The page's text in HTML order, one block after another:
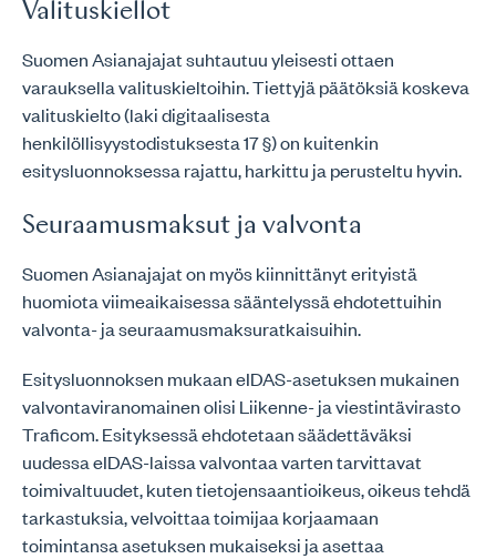
Valituskiellot
Suomen Asianajajat suhtautuu yleisesti ottaen
varauksella valituskieltoihin. Tiettyjä päätöksiä koskeva
valituskielto (laki digitaalisesta
henkilöllisyystodistuksesta 17 §) on kuitenkin
esitysluonnoksessa rajattu, harkittu ja perusteltu hyvin.
Seuraamusmaksut ja valvonta
Suomen Asianajajat on myös kiinnittänyt erityistä
huomiota viimeaikaisessa sääntelyssä ehdotettuihin
valvonta- ja seuraamusmaksuratkaisuihin.
Esitysluonnoksen mukaan eIDAS-asetuksen mukainen
valvontaviranomainen olisi Liikenne- ja viestintävirasto
Traficom. Esityksessä ehdotetaan säädettäväksi
uudessa eIDAS-laissa valvontaa varten tarvittavat
toimivaltuudet, kuten tietojensaantioikeus, oikeus tehdä
tarkastuksia, velvoittaa toimijaa korjaamaan
toimintansa asetuksen mukaiseksi ja asettaa